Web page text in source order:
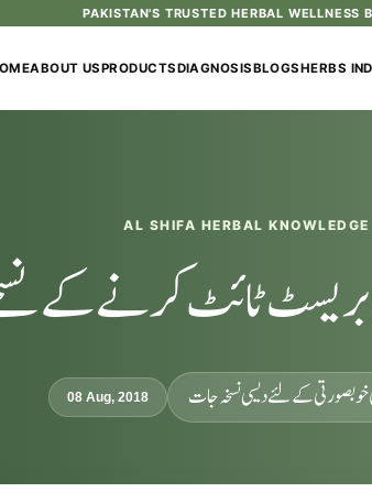
PAKISTAN'S TRUSTED HERBAL WELLNESS
ABOUT USPRODUCTSDIAGNOSISBLOGSHERBS
AL SHIFA HERBAL KNOWLEDGE
ٹائٹ کرنے کے
08 Aug, 2018 خوبصورتی کےلئے دیسی نسخہ جات